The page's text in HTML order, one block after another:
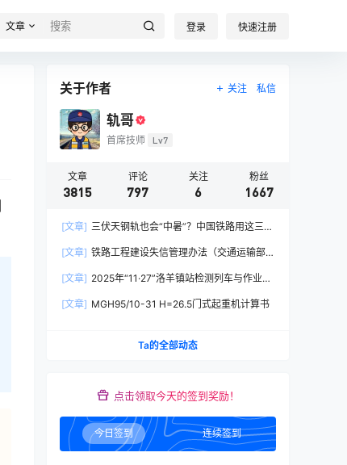
文章 登录 快速注册
关于作者 关注 私信
轨哥
首席技师 Lv7
文章
3815
评论
797
关注
6
粉丝
1667
[文章] 三伏天钢轨也会“中暑”？中国铁路用这三招
[文章] 铁路工程建设失信管理办法（交通运输部
[文章] 2025年“11·27”洛羊镇站检测列车与作业人
[文章] MGH95/10-31 H=26.5门式起重机计算书
Ta的全部动态
点击领取今天的签到奖励！
今日签到 连续签到